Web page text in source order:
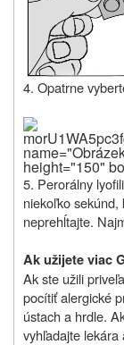
4. Opatrne
height="150"
5. Perorálny
niekoľko
neprehĺtajte.
Ak užijete viac
Ak ste užili
pocítiť alergické
ústach a hrdle.
vyhľadajte lekára